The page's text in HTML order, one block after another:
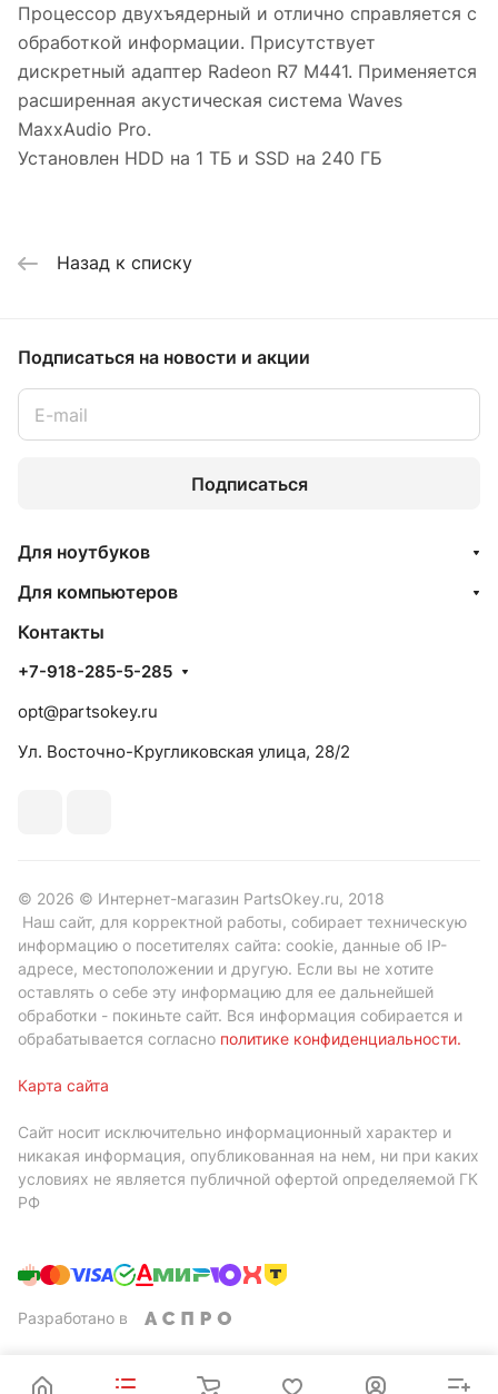
Процессор двухъядерный и отлично справляется с
обработкой информации. Присутствует
дискретный адаптер Radeon R7 M441. Применяется
расширенная акустическая система Waves
MaxxAudio Pro.
Установлен HDD на 1 ТБ и SSD на 240 ГБ
Назад к списку
Подписаться на новости и акции
Подписаться
Для ноутбуков
Для компьютеров
Контакты
+7-918-285-5-285
opt@partsokey.ru
Ул. Восточно-Кругликовская улица, 28/2
© 2026 © Интернет-магазин PartsOkey.ru, 2018
Наш сайт, для корректной работы, собирает техническую
информацию о посетителях сайта: cookie, данные об IP-
адресе, местоположении и другую. Если вы не хотите
оставлять о себе эту информацию для ее дальнейшей
обработки - покиньте сайт. Вся информация собирается и
обрабатывается согласно политике конфиденциальности.
Карта сайта
Сайт носит исключительно информационный характер и
никакая информация, опубликованная на нем, ни при каких
условиях не является публичной офертой определяемой ГК
РФ
Разработано в